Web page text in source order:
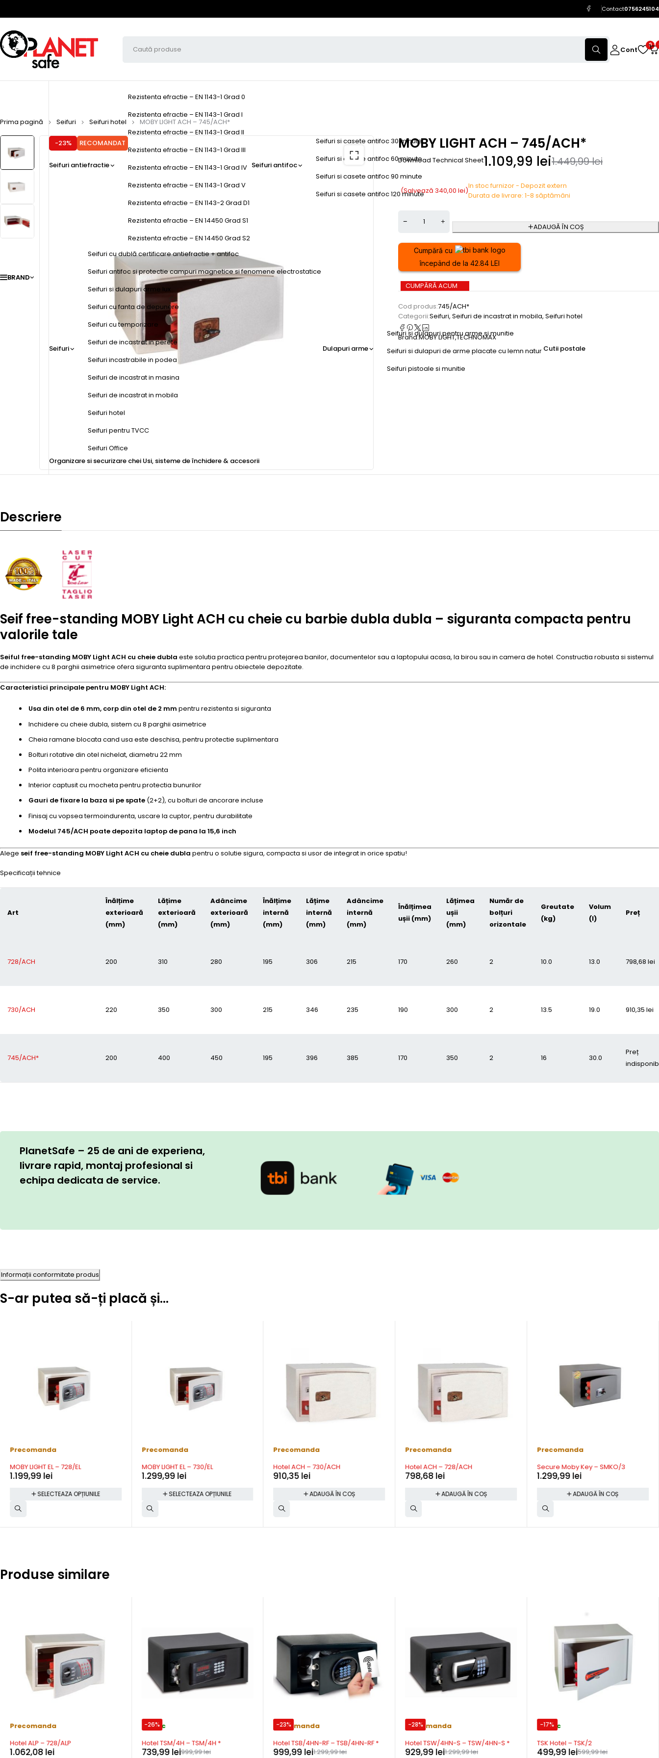
Contact0756245104
Cont
0
BRAND
Seifuri antiefractie
Rezistenta efractie – EN 1143-1 Grad 0
Rezistenta efractie – EN 1143-1 Grad I
Rezistenta efractie – EN 1143-1 Grad II
Rezistenta efractie – EN 1143-1 Grad III
Rezistenta efractie – EN 1143-1 Grad IV
Rezistenta efractie – EN 1143-1 Grad V
Rezistenta efractie – EN 1143-2 Grad D1
Rezistenta efractie – EN 14450 Grad S1
Rezistenta efractie – EN 14450 Grad S2
Seifuri antifoc
Seifuri si casete antifoc 30 minute
Seifuri si casete antifoc 60 minute
Seifuri si casete antifoc 90 minute
Seifuri si casete antifoc 120 minute
Seifuri
Seifuri cu dublă certificare antiefractie + antifoc
Seifuri antifoc si protectie campuri magnetice si fenomene electrostatice
Seifuri si dulapuri arme lux
Seifuri cu fanta de depunere
Seifuri cu temporizare
Seifuri de incastrat in perete
Seifuri incastrabile in podea
Seifuri de incastrat in masina
Seifuri de incastrat in mobila
Seifuri hotel
Seifuri pentru TVCC
Seifuri Office
Dulapuri arme
Seifuri si dulapuri pentru arme si munitie
Seifuri si dulapuri de arme placate cu lemn natur
Seifuri pistoale si munitie
Cutii postale
Organizare si securizare chei Usi, sisteme de închidere & accesorii
Prima pagină Seifuri Seifuri hotel MOBY LIGHT ACH – 745/ACH*
-23% RECOMANDAT MOBY LIGHT ACH – 745/ACH*
Download Technical Sheet 1.449,99lei
1.109,99 lei
(Salvează 340,00 lei)
In stoc furnizor - Depozit extern
Durata de livrare: 1-8 săptămâni
ADAUGĂ ÎN COȘ
Cumpără cu
începând de la 42.84 LEI
CUMPĂRĂ ACUM
Cod produs:745/ACH*
Categorii:Seifuri, Seifuri de incastrat in mobila, Seifuri hotel
Brand:MOBY LIGHT,TECHNOMAX
Descriere
Seif free-standing MOBY Light ACH cu cheie cu barbie dubla dubla – siguranta compacta pentru
valorile tale
Seiful free-standing MOBY Light ACH cu cheie dubla este solutia practica pentru protejarea banilor, documentelor sau a laptopului acasa, la birou sau in camera de hotel. Constructia robusta si sistemul
de inchidere cu 8 parghii asimetrice ofera siguranta suplimentara pentru obiectele depozitate.
Caracteristici principale pentru MOBY Light ACH:
Usa din otel de 6 mm, corp din otel de 2 mm pentru rezistenta si siguranta
Inchidere cu cheie dubla, sistem cu 8 parghii asimetrice
Cheia ramane blocata cand usa este deschisa, pentru protectie suplimentara
Bolturi rotative din otel nichelat, diametru 22 mm
Polita interioara pentru organizare eficienta
Interior captusit cu mocheta pentru protectia bunurilor
Gauri de fixare la baza si pe spate (2+2), cu bolturi de ancorare incluse
Finisaj cu vopsea termoindurenta, uscare la cuptor, pentru durabilitate
Modelul 745/ACH poate depozita laptop de pana la 15,6 inch
Alege seif free-standing MOBY Light ACH cu cheie dubla pentru o solutie sigura, compacta si usor de integrat in orice spatiu!
Specificații tehnice
Art
Înălțime
exterioară
(mm)
Lățime
exterioară
(mm)
Adâncime
exterioară
(mm)
Înălțime
internă
(mm)
Lățime
internă
(mm)
Adâncime
internă
(mm)
Înălțimea
ușii (mm)
Lățimea
ușii
(mm)
Număr de
bolțuri
orizontale
Greutate
(kg)
Volum
(l)
Preț
728/ACH 200 310 280 195 306 215 170 260 2 10.0 13.0 798,68 lei
730/ACH 220 350 300 215 346 235 190 300 2 13.5 19.0 910,35 lei
745/ACH* 200 400 450 195 396 385 170 350 2 16 30.0
Preț
PlanetSafe – 25 de ani de experiena,
livrare rapid, montaj profesional si
echipa dedicata de service.
Informații conformitate produs
S-ar putea să-ți placă și…
Precomanda
MOBY LIGHT EL – 728/EL
1.199,99 lei
SELECTEAZA OPȚIUNILE
Precomanda
MOBY LIGHT EL – 730/EL
1.299,99 lei
SELECTEAZA OPȚIUNILE
Precomanda
Hotel ACH – 730/ACH
910,35 lei
ADAUGĂ ÎN COȘ
Precomanda
Hotel ACH – 728/ACH
798,68 lei
ADAUGĂ ÎN COȘ
Precomanda
Secure Moby Key – SMKO/3
1.299,99 lei
ADAUGĂ ÎN COȘ
Produse similare
Precomanda
Hotel ALP – 728/ALP
1.062,08 lei
-26%
In stoc
Hotel TSM/4H – TSM/4H *
999,99lei
739,99 lei
-23%
Precomanda
Hotel TSB/4HN-RF – TSB/4HN-RF *
1.299,99lei
999,99 lei
-28%
Precomanda
Hotel TSW/4HN-S – TSW/4HN-S *
1.299,99lei
929,99 lei
-17%
In stoc
TSK Hotel – TSK/2
599,99lei
499,99 lei